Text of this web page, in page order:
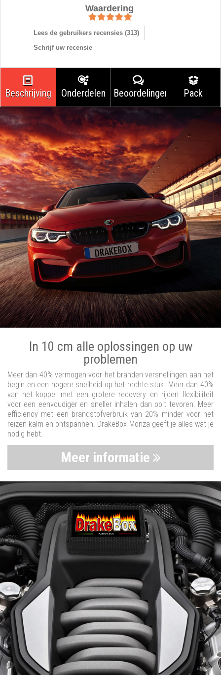
Waardering
Lees de gebruikers recensies (313)
Schrijf uw recensie
Beschrijving Onderdelen Beoordelingen Pack
In 10 cm alle oplossingen op uw
problemen
Meer dan 40% vermogen voor het branden versnellingen aan het
begin en een hogere snelheid op het rechte stuk. Meer dan 40%
van het koppel met een grotere recovery en rijden flexibiliteit
voor een eenvoudiger en sneller inhalen dan ooit tevoren. Meer
efficiency met een brandstofverbruik van 20% minder voor het
reizen kalm en ontspannen. DrakeBox Monza geeft je alles wat je
nodig hebt.
Meer informatie